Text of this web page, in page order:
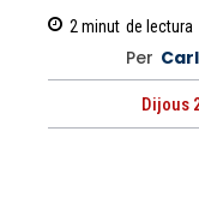
2 minut de lectura
Per
Dijous